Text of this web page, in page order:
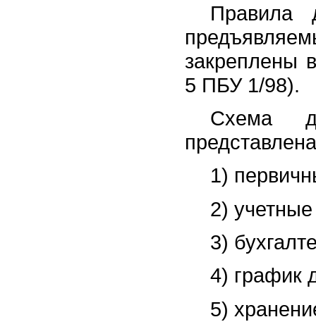
Правила
закреплены
5 ПБУ 1/98).
Схема
1)
2)
3)
4) график
5)